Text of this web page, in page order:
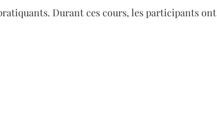
Durant ces cours, les participants ont